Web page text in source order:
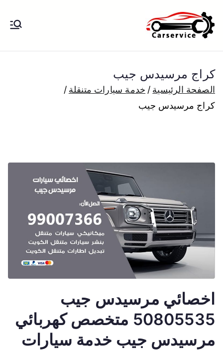
إلى
المحتوى
بنشر متنقل الكويت كهرباء وبنشر تبديل
بارخص الاسعار
كراج مرسيدس جيب
الصفحة الرئيسية
خدمة سيارات متنقلة
كراج مرسيدس جيب
اخصائي مرسيدس جيب
50805535 متخصص كهربائي
مرسيدس جيب خدمة سيارات